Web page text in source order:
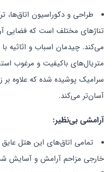
طراحی و دکوراسیون اتاق‌ها،
تناژهای مختلف است که فضایی
می‌کند. چیدمان اسباب و اثاثیه
متریال‌های باکیفیت و مرغوب
سرامیک پوشیده شده که علاوه بر
آسان‌تر می‌کند.
آرامشی بی‌نظیر:
تمامی اتاق‌های این هتل
خارجی مزاحم آرامش و آسایش